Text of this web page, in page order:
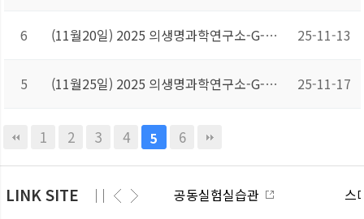
6 (11월20일) 2025 의생명과학연구소-G-LAMP 사업단 해외연사 초청 강연 25-11-13
5 (11월25일) 2025 의생명과학연구소-G-LAMP 사업단 해외연사 초청 강연 25-11-17
1 2 3 4 5 6
LINK SITE 공동실험실습관 스마